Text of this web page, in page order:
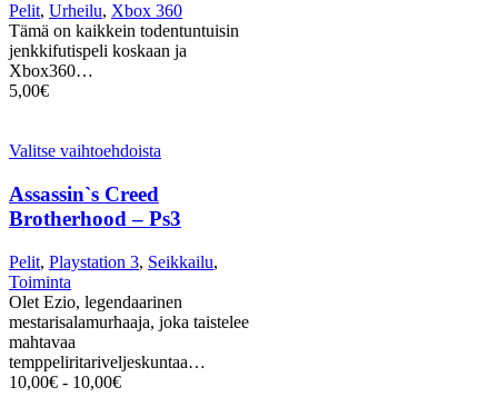
Pelit, Urheilu, Xbox 360
Tämä on kaikkein todentuntuisin
jenkkifutispeli koskaan ja
Xbox360…
5,00€
Valitse vaihtoehdoista
Assassin`s Creed
Brotherhood – Ps3
Pelit, Playstation 3, Seikkailu,
Toiminta
Olet Ezio, legendaarinen
mestarisalamurhaaja, joka taistelee
mahtavaa
temppeliritariveljeskuntaa…
10,00€ - 10,00€